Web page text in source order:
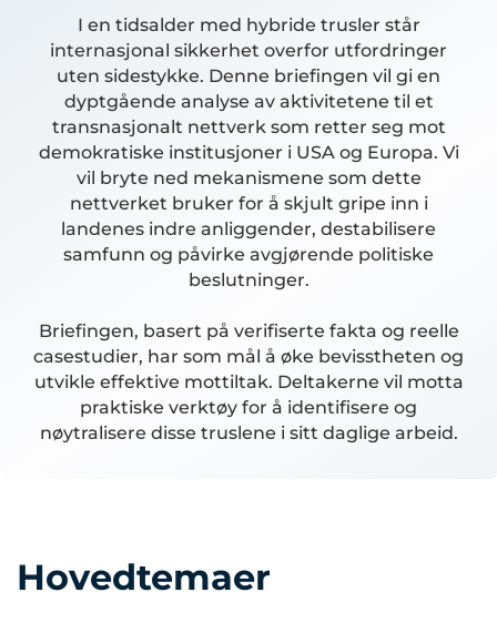
I en tidsalder med hybride trusler står
internasjonal sikkerhet overfor utfordringer
uten sidestykke. Denne briefingen vil gi en
dyptgående analyse av aktivitetene til et
transnasjonalt nettverk som retter seg mot
demokratiske institusjoner i USA og Europa. Vi
vil bryte ned mekanismene som dette
nettverket bruker for å skjult gripe inn i
landenes indre anliggender, destabilisere
samfunn og påvirke avgjørende politiske
beslutninger.
Briefingen, basert på verifiserte fakta og reelle
casestudier, har som mål å øke bevisstheten og
utvikle effektive mottiltak. Deltakerne vil motta
praktiske verktøy for å identifisere og
nøytralisere disse truslene i sitt daglige arbeid.
Hovedtemaer